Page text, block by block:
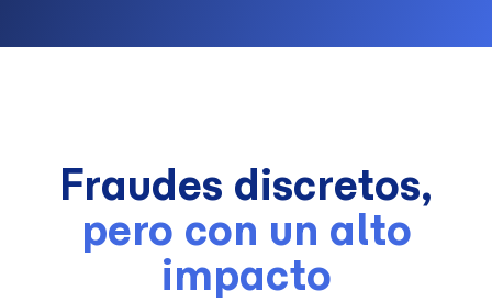
Fraudes discretos,
pero con un alto
impacto